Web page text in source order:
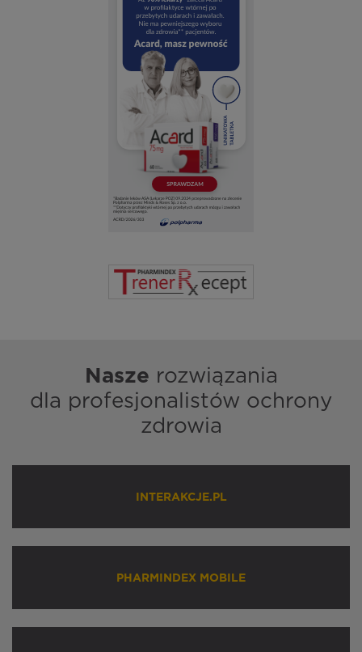
Nasze rozwiązania
dla profesjonalistów ochrony
zdrowia
INTERAKCJE.PL
PHARMINDEX MOBILE